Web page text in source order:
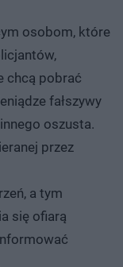
osobom, które
chcą pobrać
fałszywy
oszusta.
przez
a tym
się ofiarą